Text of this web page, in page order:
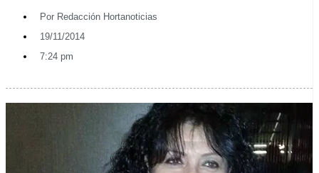
Por Redacción Hortanoticias
19/11/2014
7:24 pm